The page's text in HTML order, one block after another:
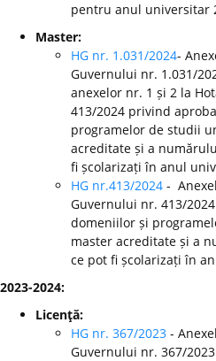
pentru anul universitar
Master:
HG nr. 1.031/2024-
Guvernului nr. 1.031/
anexelor nr. 1 și 2 la
413/2024 privind
programelor de studii
acreditate și a
fi școlarizați în anul
HG nr.413/2024 -
Guvernului nr. 413/
domeniilor și
master acreditate și a
ce pot fi școlarizați în
2023-2024:
Licenţă:
HG nr. 367/2023 -
Guvernului nr. 367/